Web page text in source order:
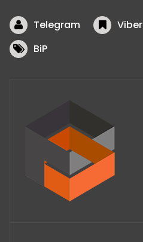
Telegram Viber
BiP